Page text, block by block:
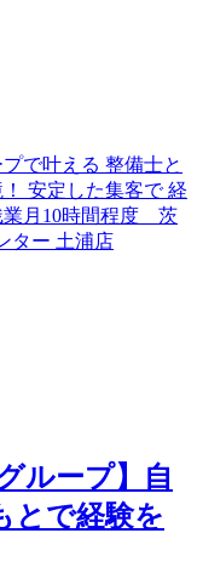
ループ】自
とで経験を